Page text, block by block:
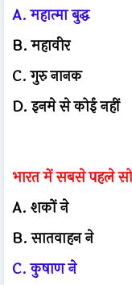
A. महात्मा बुद्ध
B. महावीर
C. गुरु नानक
D. इनमे से कोई नहीं
भारत में सबसे पहले
A. शकों ने
B. सातवाहन ने
C. कुषाण ने